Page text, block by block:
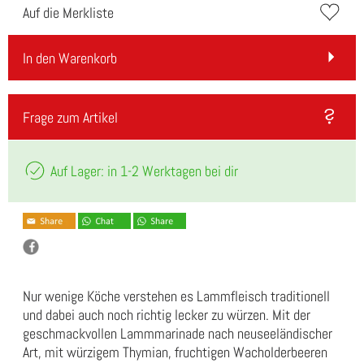
Auf die Merkliste
In den Warenkorb
Frage zum Artikel
Auf Lager: in 1-2 Werktagen bei dir
Nur wenige Köche verstehen es Lammfleisch traditionell
und dabei auch noch richtig lecker zu würzen. Mit der
geschmackvollen Lammmarinade nach neuseeländischer
Art, mit würzigem Thymian, fruchtigen Wacholderbeeren